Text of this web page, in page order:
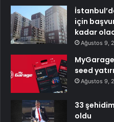
için
kadar
Ağustos 9,
seed
Ağustos 9,
33
oldu